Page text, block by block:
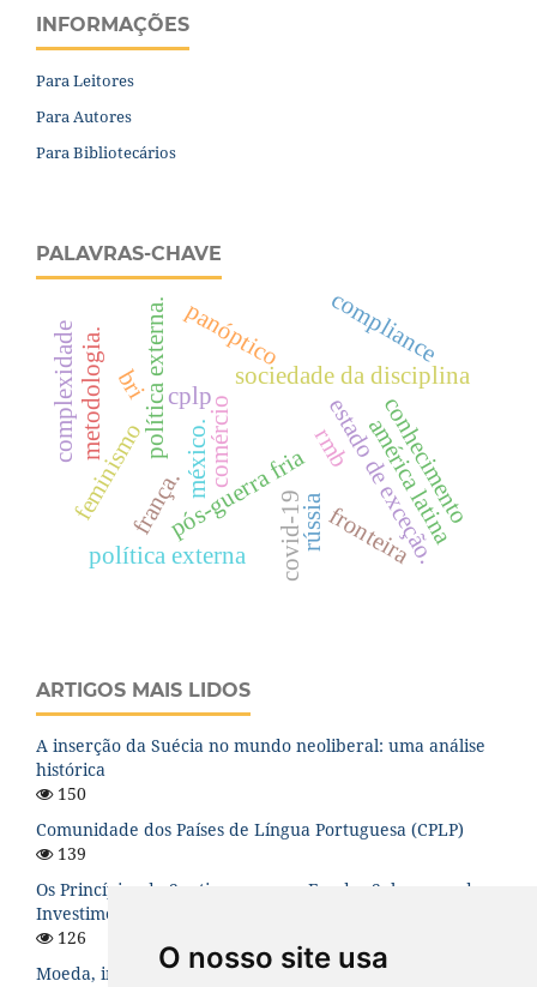
O nosso site usa
INFORMAÇÕES
Para Leitores
Para Autores
Para Bibliotecários
PALAVRAS-CHAVE
cplp
sociedade da disciplina
rmb
comércio
política externa.
pós-guerra friarússiaestado de exceção.
bri
panóptico
méxico. américa latina
feminismo
política externa
metodologia. conhecimento
fronteira
compliance
complexidade
frança. covid-19
ARTIGOS MAIS LIDOS
A inserção da Suécia no mundo neoliberal: uma análise
histórica
150
Comunidade dos Países de Língua Portuguesa (CPLP)
139
Os Princípios de Santiago para os Fundos Soberanos de
Investimento: uma análise teórica
126
Moeda, instabilidade financeira e hierarquia no sistema